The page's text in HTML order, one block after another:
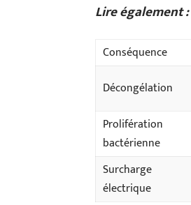
Lire également :
Conséquence
Décongélation
Prolifération
bactérienne
Surcharge
électrique